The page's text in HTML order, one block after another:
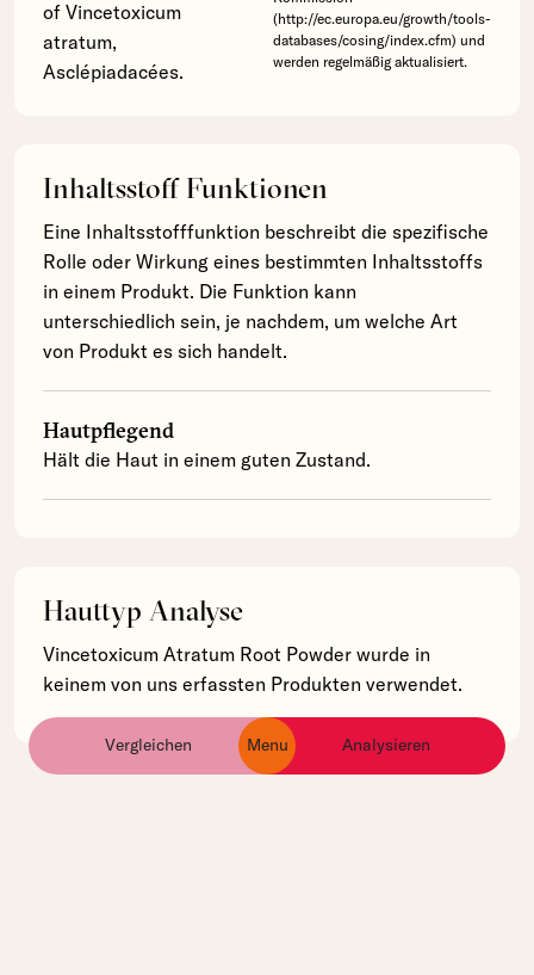
Vergleichen Menu Analysieren
ingredients
products
brands
of Vincetoxicum
atratum,
Asclépiadacées.
(http://ec.europa.eu/growth/tools-
databases/cosing/index.cfm) und
werden regelmäßig aktualisiert.
Inhaltsstoff Funktionen
Eine Inhaltsstofffunktion beschreibt die spezifische
Rolle oder Wirkung eines bestimmten Inhaltsstoffs
in einem Produkt. Die Funktion kann
unterschiedlich sein, je nachdem, um welche Art
von Produkt es sich handelt.
Hautpflegend
Hält die Haut in einem guten Zustand.
Hauttyp Analyse
Vincetoxicum Atratum Root Powder wurde in
keinem von uns erfassten Produkten verwendet.